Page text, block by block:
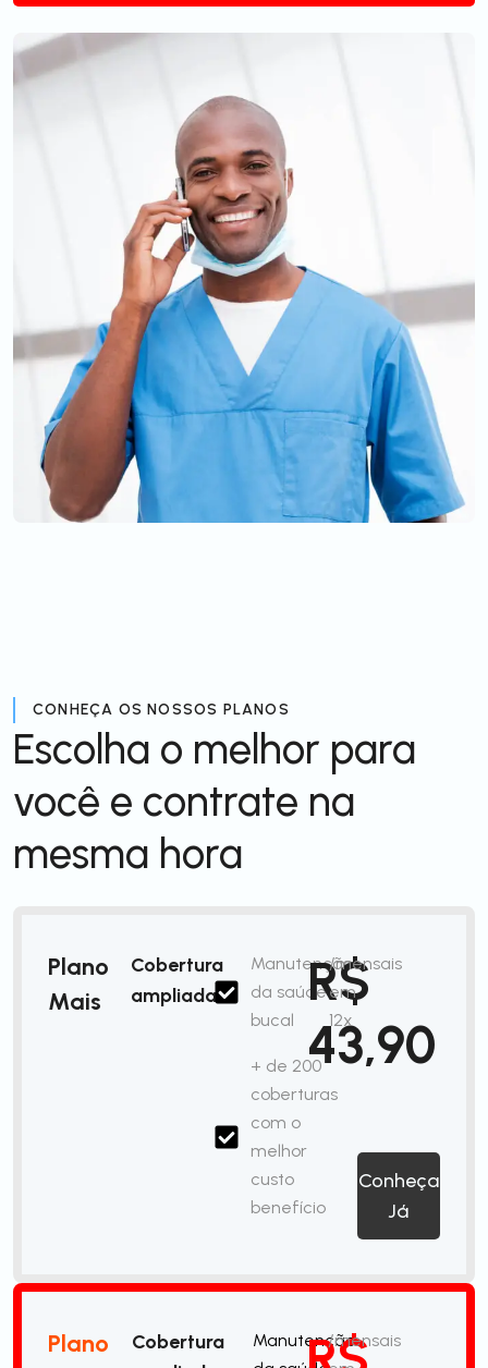
CONHEÇA OS NOSSOS PLANOS
Escolha o melhor para
você e contrate na
mesma hora
Plano
Mais
Cobertura
ampliada
Manutenção
da saúde
bucal
+ de 200
coberturas
com o
melhor
custo
benefício
R$
43,90
/mensais
em
12x
Conheça
Já
Plano
Cobertura
Manutenção/mensais